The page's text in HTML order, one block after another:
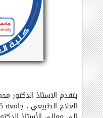
يتقدم الاستاذ الدكتور
العلاج الطبيعي ، جامعه